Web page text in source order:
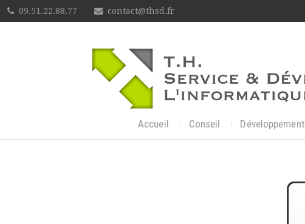
09.51.22.88.77 contact@thsd.fr
Accueil Conseil Développement